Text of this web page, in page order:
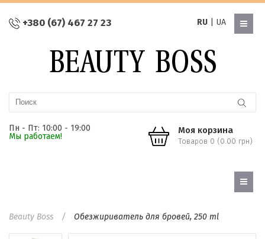
+380 (67) 467 27 23 RU| UA
Пн - Пт: 10:00 - 19:00
Мы работаем!
Моя корзина
Товаров 0 (0.00 грн)
Beauty Boss Обезжириватель для бровей, 250 ml